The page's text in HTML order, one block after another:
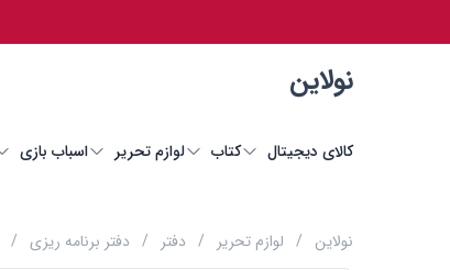
نولاین
کالای دیجیتال کتاب لوازم تحریر اسباب بازی
نولاین / لوازم تحریر / دفتر / دفتر برنامه ریزی /